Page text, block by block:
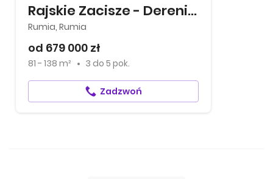
Rajskie Zacisze - Dereniowa
Rumia, Rumia
od 679 000 zł
81 - 138 m² 3 do 5 pok.
Zadzwoń